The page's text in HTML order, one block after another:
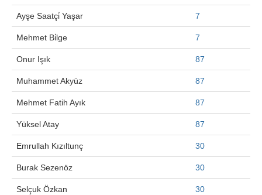
Ayşe Saatçi̇ Yaşar 7
Mehmet Bi̇lge 7
Onur Işık 87
Muhammet Akyüz 87
Mehmet Fatih Ayık 87
Yüksel Atay 87
Emrullah Kızıltunç 30
Burak Sezenöz 30
Selçuk Özkan 30